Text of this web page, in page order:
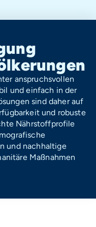
anspruchsvollen
und einfach in der
sind daher auf
und robuste
Nährstoffprofile
und nachhaltige
Maßnahmen